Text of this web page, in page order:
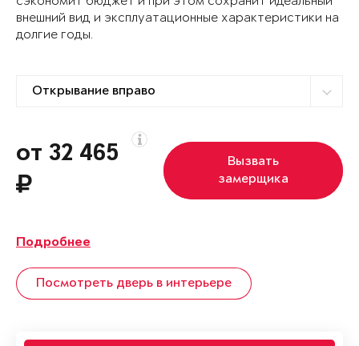
внешний вид и эксплуатационные характеристики на
долгие годы.
от 32 465
Вызвать
замерщика
Подробнее
Посмотреть дверь в интерьере